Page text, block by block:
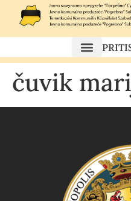
čuvik